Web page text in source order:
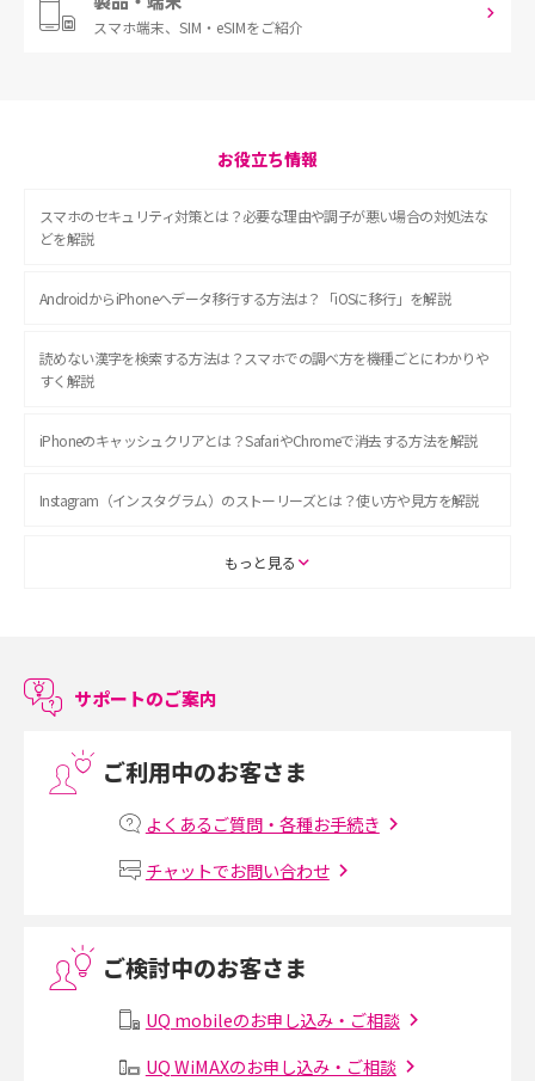
スマホ端末、 SIM・eSIMをご紹介
お役立ち情報
スマホのセキュリティ対策とは？必要な理由や調子が悪い場合の対処法な
どを解説
AndroidからiPhoneへデータ移行する方法は？「iOSに移行」を解説
読めない漢字を検索する方法は？スマホでの調べ方を機種ごとにわかりや
すく解説
iPhoneのキャッシュクリアとは？SafariやChromeで消去する方法を解説
Instagram（インスタグラム）のストーリーズとは？使い方や見方を解説
ASMRとは？初心者向けの代表ジャンルや楽しみ方を解説
LINEで友だちを削除する方法は？方法ごとの影響や復活・復元する方法も
プリペイドSIMとは？種類やメリット・デメリット、利用までの流れを解説
Threads（スレッズ）とは？主な機能や登録方法、投稿の仕方を解説
Instagram（インスタグラム）でスクショするとバレる？バレるケースや撮
もっと見る
サポートのご案内
ご利用中のお客さま
よくあるご質問・各種お手続き
チャットでお問い合わせ
ご検討中のお客さま
UQ mobileのお申し込み・ご相談
UQ WiMAXのお申し込み・ご相談